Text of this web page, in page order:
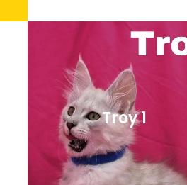
Troy 1